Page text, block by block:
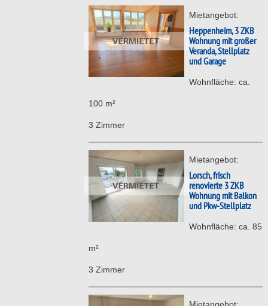
Mietangebot:
Heppenheim, 3 ZKB
Wohnung mit großer
Veranda, Stellplatz
und Garage
Wohnfläche: ca.
100 m²
3 Zimmer
Mietangebot:
Lorsch, frisch
renovierte 3 ZKB
Wohnung mit Balkon
und Pkw-Stellplatz
Wohnfläche: ca. 85
m²
3 Zimmer